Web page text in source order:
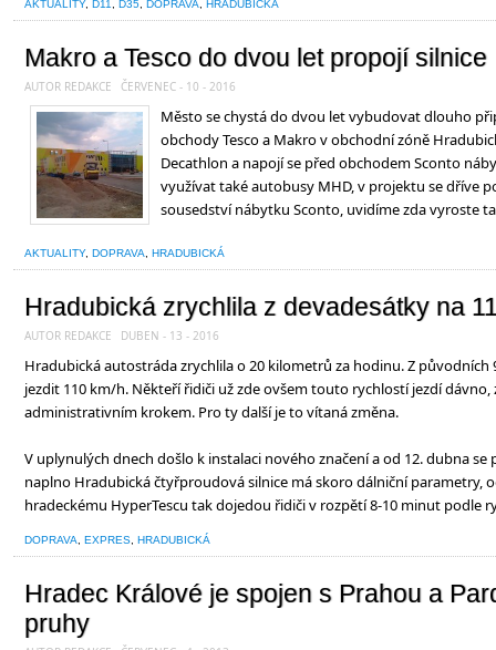
AKTUALITY, D11 D35 DOPRAVA HRADUBICKÁ
Makro a Tesco do dvou let propojí silnice
AUTOR REDAKCE ČERVENEC - 10 - 2016
Město se chystá do dvou let vybudovat dlouho
obchody Tesco a Makro v obchodní zóně
Decathlon a napojí se před obchodem Sconto
využívat také autobusy MHD, v projektu se dříve
sousedství nábytku Sconto, uvidíme zda vyroste
AKTUALITY, DOPRAVA HRADUBICKÁ
Hradubická zrychlila z devadesátky na
AUTOR REDAKCE DUBEN - 13 - 2016
Hradubická autostráda zrychlila o 20 kilometrů za hodinu. Z původních
jezdit 110 km/h. Někteří řidiči už zde ovšem touto rychlostí jezdí dávno,
administrativním krokem. Pro ty další je to vítaná změna.
V uplynulých dnech došlo k instalaci nového značení a od 12. dubna
naplno Hradubická čtyřproudová silnice má skoro dálniční parametry,
hradeckému HyperTescu tak dojedou řidiči v rozpětí 8-10 minut podle
DOPRAVA EXPRES HRADUBICKÁ
Hradec Králové je spojen s Prahou a
pruhy